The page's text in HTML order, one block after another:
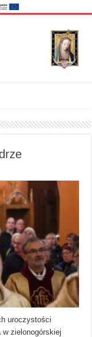
uroczystości
w zielonogórskiej